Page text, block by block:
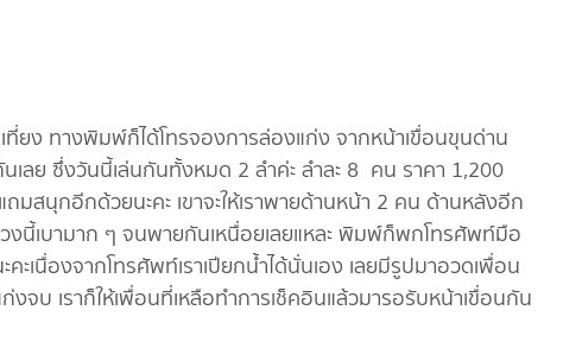
ก็ได้โทรจองการล่องแก่ง จากหน้าเขื่อนขุนด่าน
นเลย ซึ่งวันนี้เล่นกันทั้งหมด 2 ลำค่ะ ลำละ 8 คน ราคา 1,200
มสนุกอีกด้วยนะคะ เขาจะให้เราพายด้านหน้า 2 คน ด้านหลังอีก
งนี้เบามาก ๆ จนพายกันเหนื่อยเลยแหละ พิมพ์ก็พกโทรศัพท์มือ
ะเนื่องจากโทรศัพท์เราเปียกน้ำได้นั่นเอง เลยมีรูปมาอวดเพื่อน
บ เราก็ให้เพื่อนที่เหลือทำการเช็คอินแล้วมารอรับหน้าเขื่อนกัน